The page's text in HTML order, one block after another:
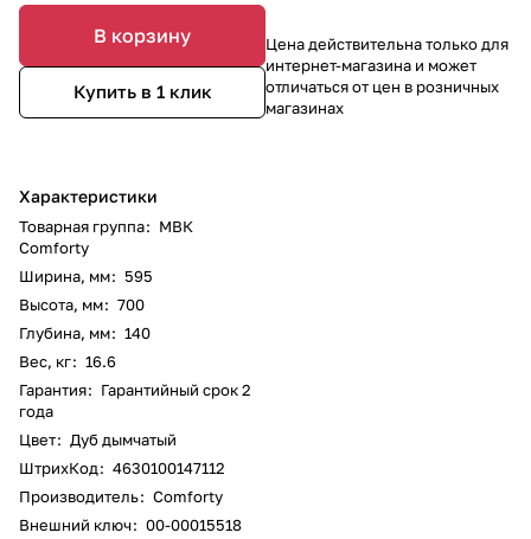
В корзину
Купить в 1 клик
Характеристики
Товарная группа: МВК
Comforty
Ширина, мм: 595
Высота, мм: 700
Глубина, мм: 140
Вес, кг: 16.6
Гарантия: Гарантийный срок 2
года
Цвет: Дуб дымчатый
ШтрихКод: 4630100147112
Производитель: Comforty
Внешний ключ: 00-00015518
Цена действительна только для
интернет-магазина и может
отличаться от цен в розничных
магазинах